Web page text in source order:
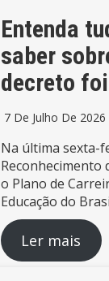
Entenda
saber
decreto
7 De Julho De 2026
Na última sexta-
Reconhecimento
o Plano de
Educação do
Ler mais